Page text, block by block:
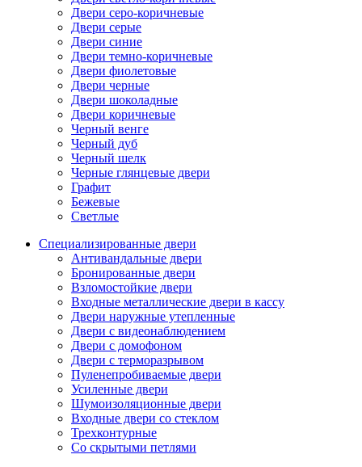
Двери серо-коричневые
Двери серые
Двери синие
Двери темно-коричневые
Двери фиолетовые
Двери черные
Двери шоколадные
Двери коричневые
Черный венге
Черный дуб
Черный шелк
Черные глянцевые двери
Графит
Бежевые
Светлые
Специализированные двери
Антивандальные двери
Бронированные двери
Взломостойкие двери
Входные металлические двери в кассу
Двери наружные утепленные
Двери с видеонаблюдением
Двери с домофоном
Двери с терморазрывом
Пуленепробиваемые двери
Усиленные двери
Шумоизоляционные двери
Входные двери со стеклом
Трехконтурные
Со скрытыми петлями